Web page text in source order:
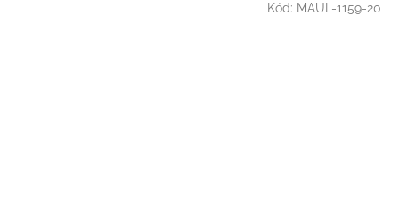
Kód: MAUL-1159-20